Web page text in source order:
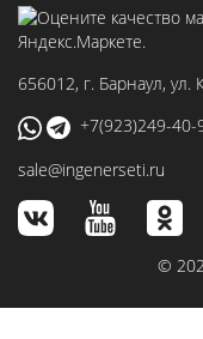
656012, г. Барнаул, ул.
+7(923)249-40-
sale@ingenerseti.ru
©